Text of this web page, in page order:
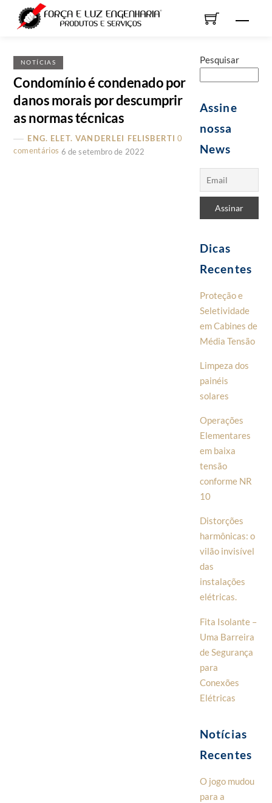
NOTÍCIAS
Condomínio é condenado por
danos morais por descumprir
as normas técnicas
ENG. ELET. VANDERLEI FELISBERTI 0
comentários 6 de setembro de 2022
Pesquisar
Assine
nossa
News
Dicas
Recentes
Proteção e
Seletividade
em Cabines de
Média Tensão
Limpeza dos
painéis
solares
Operações
Elementares
em baixa
tensão
conforme NR
10
Distorções
harmônicas: o
vilão invisível
das
instalações
elétricas.
Fita Isolante –
Uma Barreira
de Segurança
para
Conexões
Elétricas
Notícias
Recentes
O jogo mudou
para a